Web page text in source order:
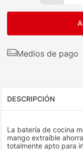
Medios de pago
DESCRIPCIÓN
La batería de cocina
mango extraíble
totalmente apto para